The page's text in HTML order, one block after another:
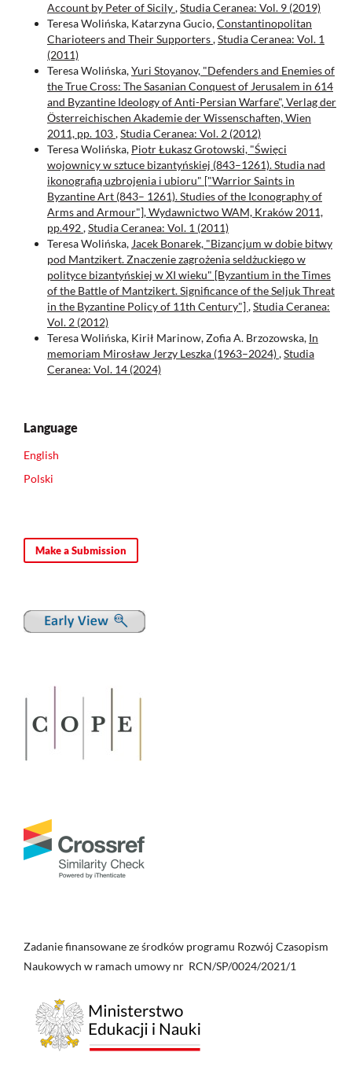
Account by Peter of Sicily,Studia Ceranea: Vol. 9 (2019)
Teresa Wolińska, Katarzyna Gucio,Constantinopolitan
Charioteers and Their Supporters,Studia Ceranea: Vol. 1
(2011)
Teresa Wolińska,Yuri Stoyanov, "Defenders and Enemies of
the True Cross: The Sasanian Conquest of Jerusalem in 614
and Byzantine Ideology of Anti-Persian Warfare", Verlag der
Österreichischen Akademie der Wissenschaften, Wien
2011, pp. 103,Studia Ceranea: Vol. 2 (2012)
Teresa Wolińska, Piotr Łukasz Grotowski, "Święci
wojownicy w sztuce bizantyńskiej (843–1261). Studia nad
ikonografią uzbrojenia i ubioru" ["Warrior Saints in
Byzantine Art (843– 1261). Studies of the Iconography of
Arms and Armour"], Wydawnictwo WAM, Kraków 2011,
pp.492,Studia Ceranea: Vol. 1 (2011)
Teresa Wolińska,Jacek Bonarek, "Bizancjum w dobie bitwy
pod Mantzikert. Znaczenie zagrożenia seldżuckiego w
polityce bizantyńskiej w XI wieku" [Byzantium in the Times
of the Battle of Mantzikert. Significance of the Seljuk Threat
in the Byzantine Policy of 11th Century"] ,Studia Ceranea:
Vol. 2 (2012)
Teresa Wolińska, Kirił Marinow, Zofia A. Brzozowska, In
memoriam Mirosław Jerzy Leszka (1963–2024),Studia
Ceranea: Vol. 14 (2024)
Language
English
Polski
Make a Submission
Zadanie finansowane ze środków programu Rozwój Czasopism
Naukowych w ramach umowy nr RCN/SP/0024/2021/1